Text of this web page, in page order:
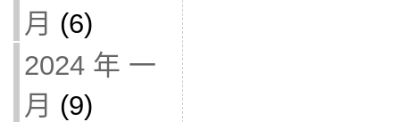
月 (6)
2024 年 一
月 (9)